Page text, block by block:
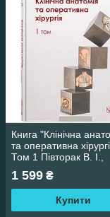
Книга "Клінічна
та оперативна
Том 1 Півторак В. І.,
Кобзар О. Б. (за
ін.
1 599 ₴
Купити